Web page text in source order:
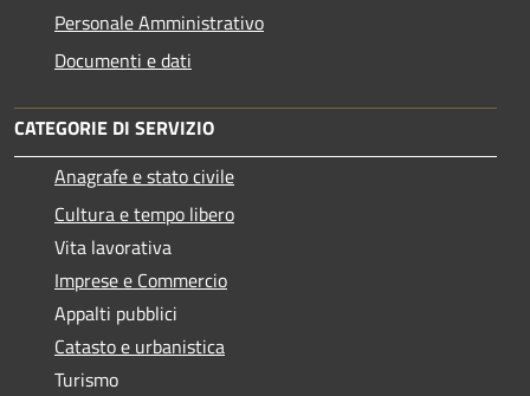
Personale Amministrativo
Documenti e dati
CATEGORIE DI SERVIZIO
Anagrafe e stato civile
Cultura e tempo libero
Vita lavorativa
Imprese e Commercio
Appalti pubblici
Catasto e urbanistica
Turismo